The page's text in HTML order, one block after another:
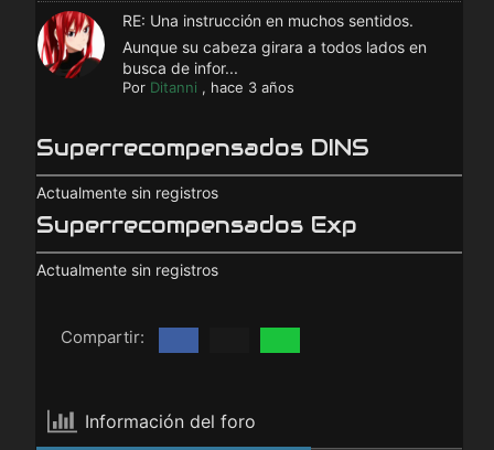
RE: Una instrucción en muchos sentidos.
Aunque su cabeza girara a todos lados en
busca de infor...
Por Ditanni , hace 3 años
Superrecompensados DINS
Actualmente sin registros
Superrecompensados Exp
Actualmente sin registros
Compartir:
Información del foro